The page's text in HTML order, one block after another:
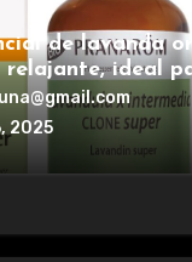
de lavanda
relajante, ideal
2025